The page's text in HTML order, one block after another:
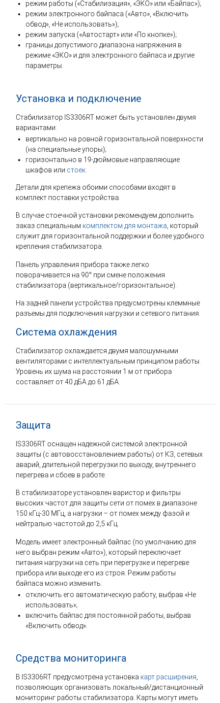
режим работы («Стабилизация», «ЭКО» или «Байпас»);
режим электронного байпаса («Авто», «Включить
обвод», «Не использовать»);
режим запуска («Автостарт» или «По кнопке»);
границы допустимого диапазона напряжения в
режиме «ЭКО» и для электронного байпаса и другие
параметры.
Установка и подключение
Стабилизатор IS3306RT может быть установлен двумя
вариантами:
вертикально на ровной горизонтальной поверхности
(на специальные упоры);
горизонтально в 19-дюймовые направляющие
шкафов или стоек
Детали для крепежа обоими способами входят в
комплект поставки устройства.
В случае стоечной установки рекомендуем дополнить
заказ специальным комплектом для монтажа, который
служит для горизонтальной поддержки и более удобного
крепления стабилизатора.
Панель управления прибора также легко
поворачивается на 90° при смене положения
стабилизатора (вертикальное/горизонтальное).
На задней панели устройства предусмотрены клеммные
разъемы для подключения нагрузки и сетевого питания.
Система охлаждения
Стабилизатор охлаждается двумя малошумными
вентиляторами с интеллектуальным принципом работы.
Уровень их шума на расстоянии 1 м от прибора
составляет от 40 дБА до 61 дБА.
Защита
IS3306RT оснащен надежной системой электронной
защиты (с автовосстановлением работы) от КЗ, сетевых
аварий, длительной перегрузки по выходу, внутреннего
перегрева и сбоев в работе.
В стабилизаторе установлен варистор и фильтры
высоких частот для защиты сети от помех в диапазоне
150 кГц-30 МГц, а нагрузки – от помех между фазой и
нейтралью частотой до 2,5 кГц.
Модель имеет электронный байпас (по умолчанию для
него выбран режим «Авто»), который переключает
питания нагрузки на сеть при перегрузке и перегреве
прибора или выходе его из строя. Режим работы
байпаса можно изменить:
отключить его автоматическую работу, выбрав «Не
использовать»;
включить байпас для постоянной работы, выбрав
«Включить обвод».
Средства мониторинга
В IS3306RT предусмотрена установка карт расширения
позволяющих организовать локальный/дистанционный
мониторинг работы стабилизатора. Карты могут иметь